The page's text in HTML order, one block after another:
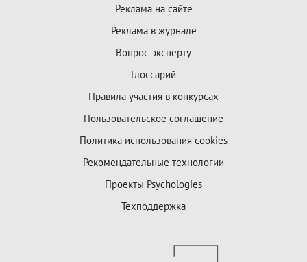
Реклама на сайте
Реклама в журнале
Вопрос эксперту
Глоссарий
Правила участия в конкурсах
Пользовательское соглашение
Политика использования cookies
Рекомендательные технологии
Проекты Psychologies
Техподдержка